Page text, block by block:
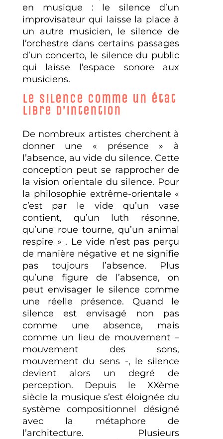
en musique : le silence d’un
improvisateur qui laisse la place à
un autre musicien, le silence de
l’orchestre dans certains passages
d’un concerto, le silence du public
qui laisse l’espace sonore aux
musiciens.
Le silence comme un état
libre d’intention
De nombreux artistes cherchent à
donner une « présence » à
l’absence, au vide du silence. Cette
conception peut se rapprocher de
la vision orientale du silence. Pour
la philosophie extrême-orientale «
c’est par le vide qu’un vase
contient, qu’un luth résonne,
qu’une roue tourne, qu’un animal
respire » . Le vide n’est pas perçu
de manière négative et ne signifie
pas toujours l’absence. Plus
qu’une figure de l’absence, on
peut envisager le silence comme
une réelle présence. Quand le
silence est envisagé non pas
comme une absence, mais
comme un lieu de mouvement –
mouvement des sons,
mouvement du sens -, le silence
devient alors un degré de
perception. Depuis le XXème
siècle la musique s’est éloignée du
système compositionnel désigné
avec la métaphore de
l’architecture. Plusieurs